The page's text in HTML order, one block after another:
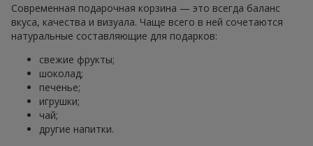
Современная подарочная корзина — это всегда баланс
вкуса, качества и визуала. Чаще всего в ней сочетаются
натуральные составляющие для подарков:
свежие фрукты;
шоколад;
печенье;
игрушки;
чай;
другие напитки.